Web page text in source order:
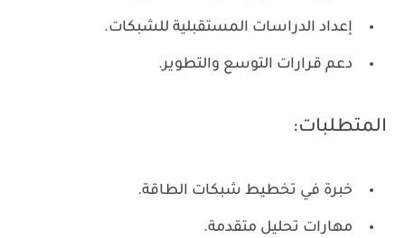
إعداد الدراسات المستقبلية للشبكات.
دعم قرارات التوسع والتطوير.
المتطلبات:
خبرة في تخطيط شبكات الطاقة.
مهارات تحليل متقدمة.